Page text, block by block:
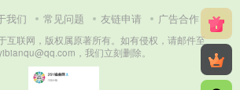
我们 常见问题 友链申请 广告合作
互联网，版权属原著所有。如有侵权，请邮件至
，我们立刻删除。